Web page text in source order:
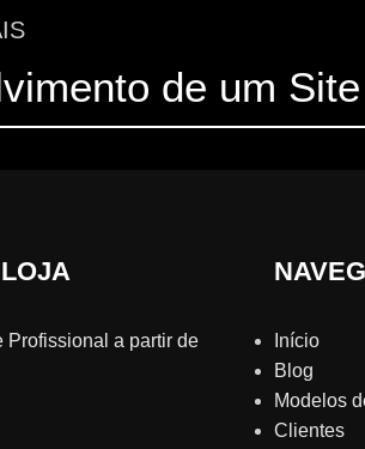
de um
Profissional a partir de
Início
Blog
Modelos
Clientes